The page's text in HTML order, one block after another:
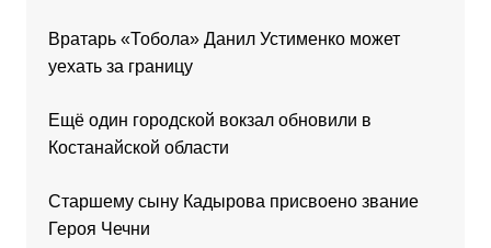
Вратарь «Тобола» Данил Устименко может
уехать за границу
Ещё один городской вокзал обновили в
Костанайской области
Старшему сыну Кадырова присвоено звание
Героя Чечни